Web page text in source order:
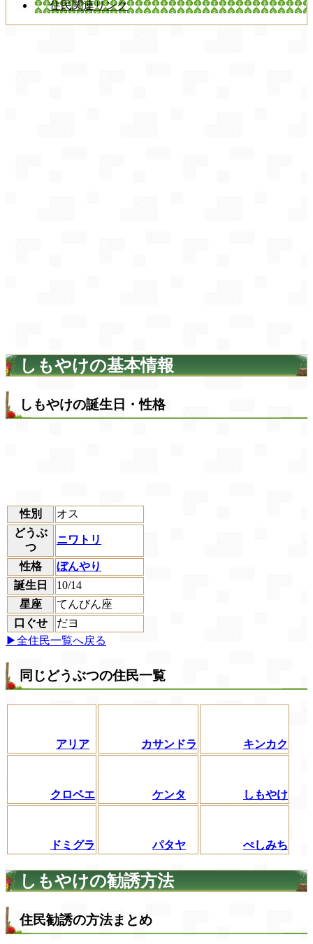
住民関連リンク
しもやけの基本情報
しもやけの誕生日・性格
性別
オス
どうぶ
つ
ニワトリ
性格
ぼんやり
誕生日
10/14
星座
てんびん座
口ぐせ
だヨ
▶全住民一覧へ戻る
同じどうぶつの住民一覧
アリア カサンドラ キンカク
クロベエ ケンタ しもやけ
ドミグラ パタヤ ぺしみち
しもやけの勧誘方法
住民勧誘の方法まとめ